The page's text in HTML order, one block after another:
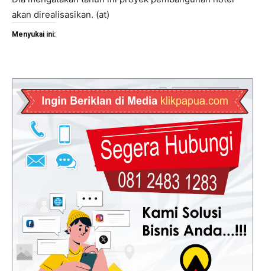
akan direalisasikan. (at)
Menyukai ini: